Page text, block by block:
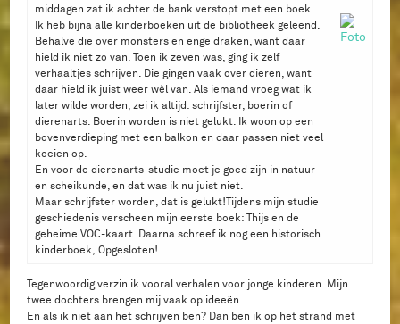
middagen zat ik achter de bank verstopt met een boek.
Ik heb bijna alle kinderboeken uit de bibliotheek geleend.
Behalve die over monsters en enge draken, want daar
hield ik niet zo van. Toen ik zeven was, ging ik zelf
verhaaltjes schrijven. Die gingen vaak over dieren, want
daar hield ik juist weer wèl van. Als iemand vroeg wat ik
later wilde worden, zei ik altijd: schrijfster, boerin of
dierenarts.​ Boerin worden is niet gelukt. Ik woon op een
bovenverdieping met een balkon en daar passen niet veel
koeien op.
En voor de dierenarts-studie moet je goed zijn in natuur-
en scheikunde, en dat was ik nu juist niet.
Maar schrijfster worden, dat is gelukt!Tijdens mijn studie
geschiedenis verscheen mijn eerste boek: Thijs en de
geheime VOC-kaart. Daarna schreef ik nog een historisch
kinderboek, Opgesloten!.
Tegenwoordig verzin ik vooral verhalen voor jonge kinderen. Mijn
twee dochters brengen mij vaak op ideeën.
En als ik niet aan het schrijven ben? Dan ben ik op het strand met